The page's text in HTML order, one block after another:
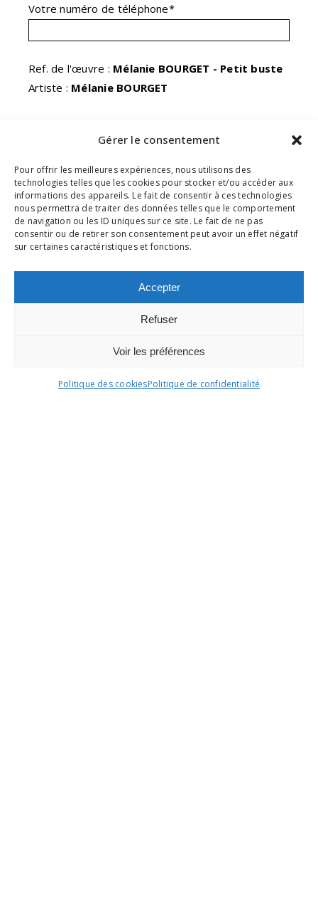
Gérer le consentement
Pour offrir les meilleures expériences, nous utilisons des
technologies telles que les cookies pour stocker et/ou accéder aux
informations des appareils. Le fait de consentir à ces technologies
nous permettra de traiter des données telles que le comportement
de navigation ou les ID uniques sur ce site. Le fait de ne pas
consentir ou de retirer son consentement peut avoir un effet négatif
sur certaines caractéristiques et fonctions.
Accepter
Refuser
Voir les préférences
Politique des cookiesPolitique de confidentialité
Votre numéro de téléphone*
Ref. de l'œuvre : Mélanie BOURGET - Petit buste
Artiste : Mélanie BOURGET
En envoyant ce formulaire, j'accepte que les
cadre de ma demande et de la relation
*Champs obligatoires